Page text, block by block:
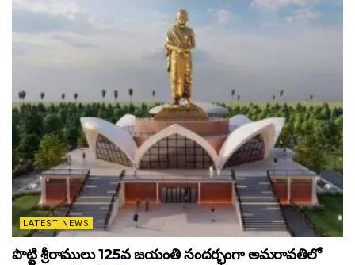
LATEST NEWS
పొట్టి శ్రీరాములు 125వ జయంతి సందర్భంగా అమరావతిలో